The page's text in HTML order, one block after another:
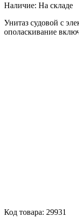
Наличие: На складе
Унитаз судовой с
ополаскивание
Код товара: 29931